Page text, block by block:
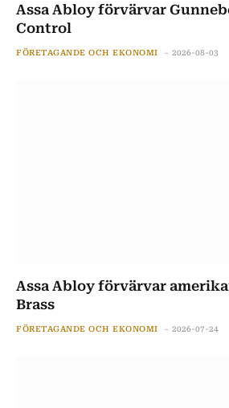
Assa Abloy förvärvar
Control
FÖRETAGANDE OCH EKONOMI 2026-08-03
Assa Abloy förvärvar
Brass
FÖRETAGANDE OCH EKONOMI 2026-07-24